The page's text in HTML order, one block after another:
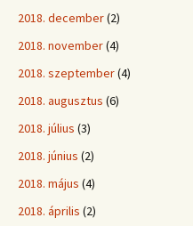
2018. december(2)
2018. november(4)
2018. szeptember(4)
2018. augusztus (6)
2018. július (3)
2018. június (2)
2018. május (4)
2018. április (2)